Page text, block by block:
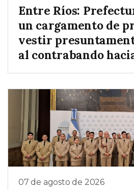
Entre Ríos:
un cargamento de
vestir
al contrabando
07 de agosto de 2026